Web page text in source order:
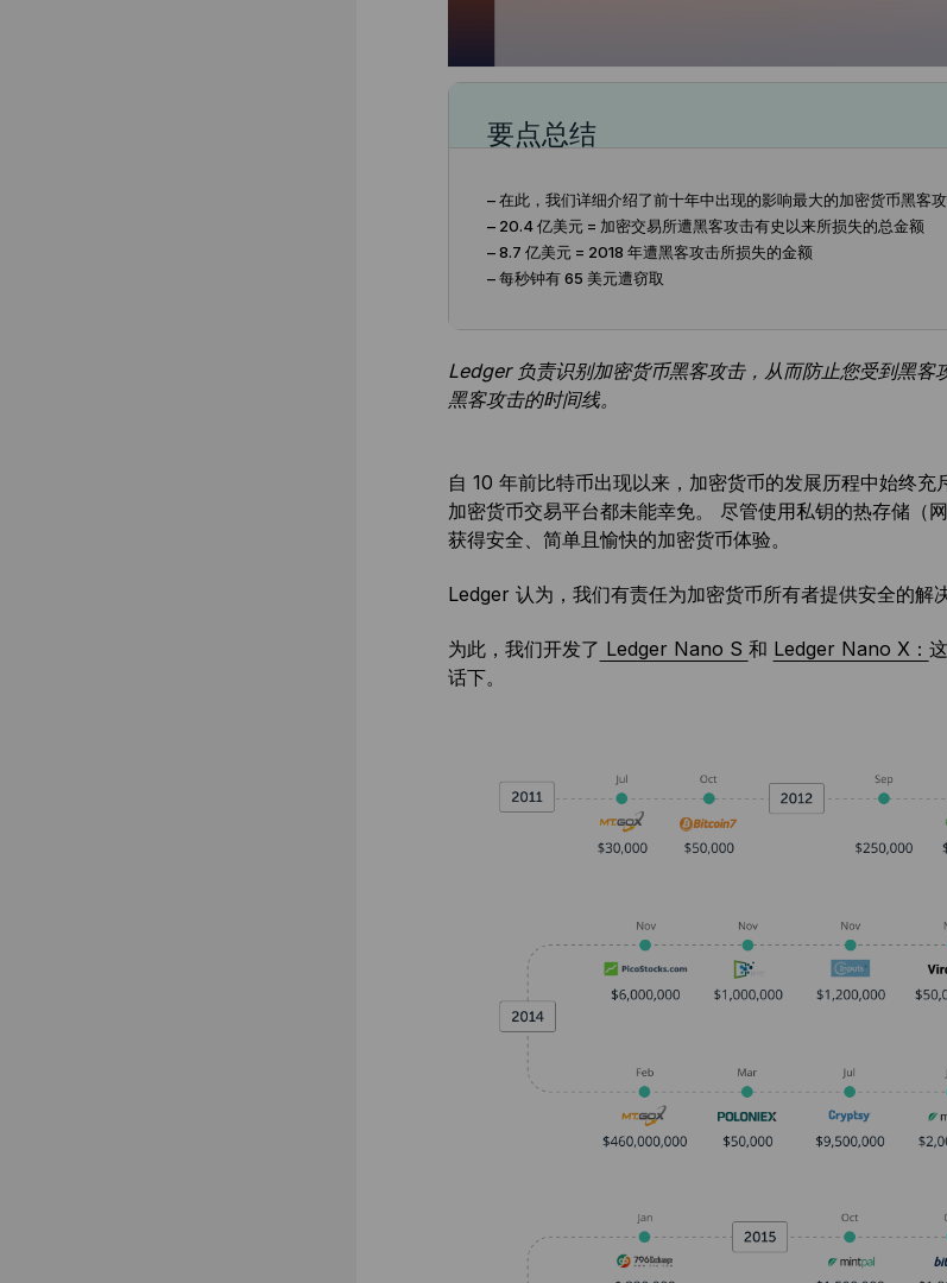
要点总结
– 在此，我们详细介绍了前十年中出现的影响最大的加密货币黑客
– 20.4 亿美元 = 加密交易所遭黑客攻击有史以来所损失的总金额
– 8.7 亿美元 = 2018 年遭黑客攻击所损失的金额
– 每秒钟有 65 美元遭窃取
Ledger 负责识别加密货币黑客攻击，从而防止您受到黑
黑客攻击的时间线。
自 10 年前比特币出现以来，加密货币的发展历程中始终
加密货币交易平台都未能幸免。 尽管使用私钥的热存储（
获得安全、简单且愉快的加密货币体验。
Ledger 认为，我们有责任为加密货币所有者提供安全的解
为此，我们开发了 Ledger Nano S 和 Ledger Nano X：
话下。